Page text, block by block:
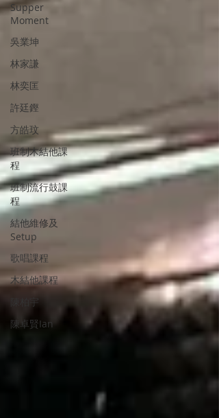
Supper
Moment
吳業坤
林家謙
林奕匡
許廷鏗
方皓玟
班制木結他課
程
班制流行鼓課
程
結他維修及
Setup
歌唱課程
木結他課程
陳柏宇
陳卓賢Ian